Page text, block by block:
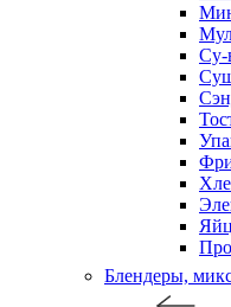
Су-
Блендеры,